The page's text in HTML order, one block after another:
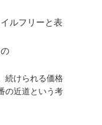
ルフリーと表
続けられる価格
の近道という考